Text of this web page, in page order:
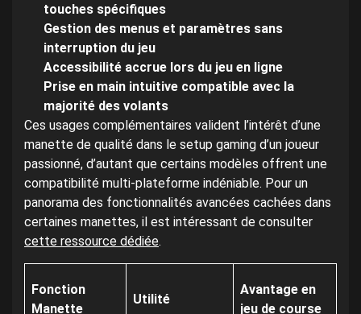
touches spécifiques
Gestion des menus et paramètres sans
interruption du jeu
Accessibilité accrue lors du jeu en ligne
Prise en main intuitive compatible avec la
majorité des volants
Ces usages complémentaires valident l’intérêt d’une
manette de qualité dans le setup gaming d’un joueur
passionné, d’autant que certains modèles offrent une
compatibilité multi-plateforme indéniable. Pour un
panorama des fonctionnalités avancées cachées dans
certaines manettes, il est intéressant de consulter
cette ressource dédiée.
Fonction
Manette
Utilité
Avantage en
jeu de course